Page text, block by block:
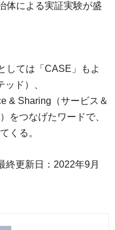
体による実証実験が盛
しては「CASE」もよ
ド）、
& Sharing（サービス＆
をつなげたワードで、
くる。
終更新日：2022年9月